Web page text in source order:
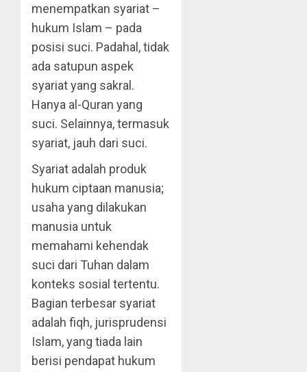
menempatkan syariat –
hukum Islam – pada
posisi suci. Padahal, tidak
ada satupun aspek
syariat yang sakral.
Hanya al-Quran yang
suci. Selainnya, termasuk
syariat, jauh dari suci.
Syariat adalah produk
hukum ciptaan manusia;
usaha yang dilakukan
manusia untuk
memahami kehendak
suci dari Tuhan dalam
konteks sosial tertentu.
Bagian terbesar syariat
adalah fiqh, jurisprudensi
Islam, yang tiada lain
berisi pendapat hukum